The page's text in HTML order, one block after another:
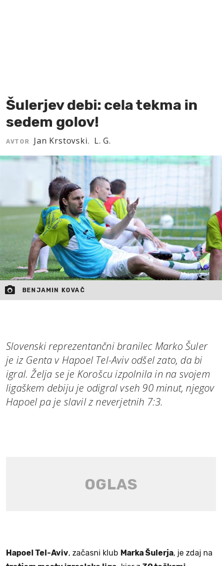
Šulerjev debi: cela tekma in
sedem golov!
AVTOR Jan Krstovski, L. G.
BENJAMIN KOVAČ
Slovenski reprezentančni branilec Marko Šuler
je iz Genta v Hapoel Tel-Aviv odšel zato, da bi
igral. Želja se je Korošcu izpolnila in na svojem
ligaškem debiju je odigral vseh 90 minut, njegov
Hapoel pa je slavil z neverjetnih 7:3.
Hapoel Tel-Aviv, začasni klub Marka Šulerja, je zdaj na